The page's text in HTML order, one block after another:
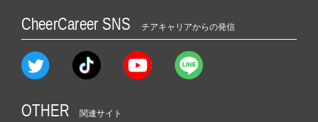
CheerCareer SNS チアキャリアからの発信
OTHER 関連サイト